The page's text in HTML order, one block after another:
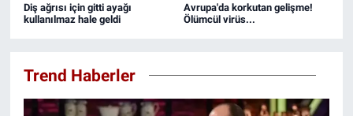
Diş ağrısı için gitti ayağı
kullanılmaz hale geldi
Avrupa'da korkutan gelişme!
Ölümcül virüs...
Trend Haberler